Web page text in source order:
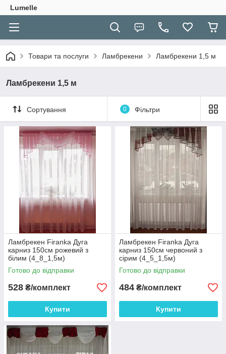
Lumelle
Товари та послуги Ламбрекени Ламбрекени 1,5 м
Ламбрекени 1,5 м
Сортування 0 Фільтри
Ламбрекен Firanka Дуга
карниз 150см рожевий з
білим (4_8_1,5м)
Готово до відправки
528 ₴/комплект
Купити
Ламбрекен Firanka Дуга
карниз 150см червоний з
сірим (4_5_1,5м)
Готово до відправки
484 ₴/комплект
Купити